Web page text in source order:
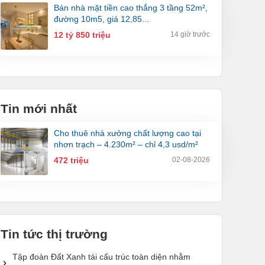
bán nhà mặt tiền cao thắng 3 tầng 52m²,
đường 10m5, giá 12,85...
12 tỷ 850 triệu
14 giờ trước
Tin mới nhất
cho thuê nhà xưởng chất lượng cao tại
nhơn trạch – 4.230m² – chỉ 4,3 usd/m²
472 triệu
02-08-2026
Tin tức thị trường
Tập đoàn Đất Xanh tái cấu trúc toàn diện nhằm